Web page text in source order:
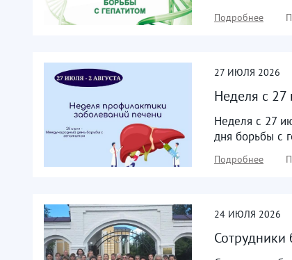
Подробнее
27 ИЮЛЯ 2026
Неделя с 27
Неделя с 27
дня борьбы с
Подробнее
24 ИЮЛЯ 2026
Сотрудники